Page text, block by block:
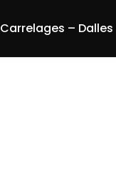
Carrelages –